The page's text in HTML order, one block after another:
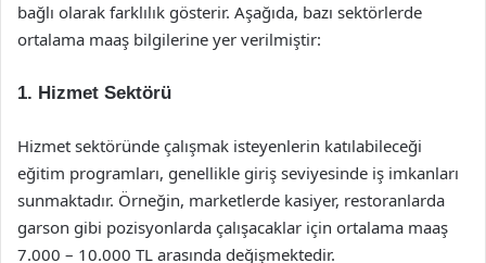
bağlı olarak farklılık gösterir. Aşağıda, bazı sektörlerde
ortalama maaş bilgilerine yer verilmiştir:
1. Hizmet Sektörü
Hizmet sektöründe çalışmak isteyenlerin katılabileceği
eğitim programları, genellikle giriş seviyesinde iş imkanları
sunmaktadır. Örneğin, marketlerde kasiyer, restoranlarda
garson gibi pozisyonlarda çalışacaklar için ortalama maaş
7.000 – 10.000 TL arasında değişmektedir.